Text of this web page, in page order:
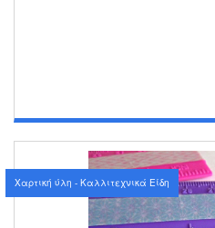
Χαρτική ύλη - Καλλιτεχνικά Είδη